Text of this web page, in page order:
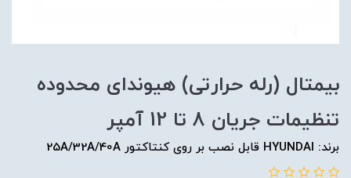
بیمتال (رله حرارتی) هیوندای محدوده
تنظیمات جریان 8 تا 12 آمپر
برند: HYUNDAI قابل نصب بر روی کنتاکتور 25A/32A/40A